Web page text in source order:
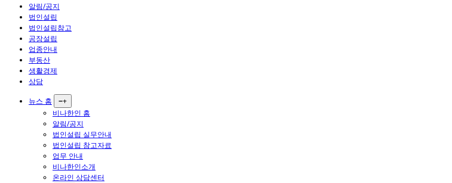
알림/공지
법인설립
법인설립참고
공장설립
업종안내
부동산
생활경제
상담
뉴스 홈
−+
비나한인 홈
알림/공지
법인설립 실무안내
법인설립 참고자료
업무 안내
비나한인소개
온라인 상담센터